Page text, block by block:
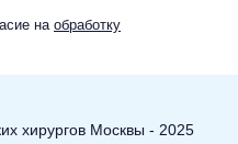
на обработку
хирургов Москвы - 2025